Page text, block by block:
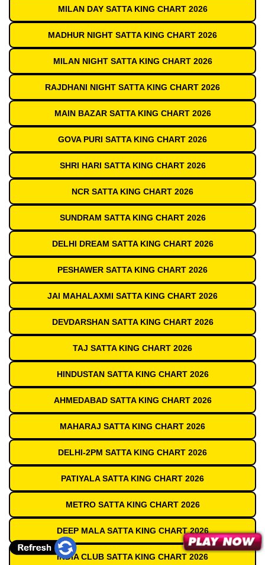
MILAN DAY SATTA KING CHART 2026
MADHUR NIGHT SATTA KING CHART 2026
MILAN NIGHT SATTA KING CHART 2026
RAJDHANI NIGHT SATTA KING CHART 2026
MAIN BAZAR SATTA KING CHART 2026
GOVA PURI SATTA KING CHART 2026
SHRI HARI SATTA KING CHART 2026
NCR SATTA KING CHART 2026
SUNDRAM SATTA KING CHART 2026
DELHI DREAM SATTA KING CHART 2026
PESHAWER SATTA KING CHART 2026
JAI MAHALAXMI SATTA KING CHART 2026
DEVDARSHAN SATTA KING CHART 2026
TAJ SATTA KING CHART 2026
HINDUSTAN SATTA KING CHART 2026
AHMEDABAD SATTA KING CHART 2026
MAHARAJ SATTA KING CHART 2026
DELHI-2PM SATTA KING CHART 2026
PATIYALA SATTA KING CHART 2026
METRO SATTA KING CHART 2026
DEEP MALA SATTA KING CHART 2026
INDIA CLUB SATTA KING CHART 2026